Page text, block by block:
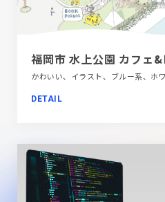
DETAIL